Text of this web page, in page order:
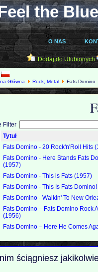
the
O NAS
Dodaj do Ulubionych
Główna Rock, Metal Fats Domino
Filter
Tytuł
Fats Domino - 20 Rock'n'Roll Hits
Fats Domino - Here Stands Fats
(1957)
Fats Domino - This is Fats (1957)
Fats Domino - This Is Fats
Fats Domino - Walkin' To New
Fats Domino ‎– Fats Domino Rock
(1956)
Fats Domino ‎– Here He Comes
ściągniesz